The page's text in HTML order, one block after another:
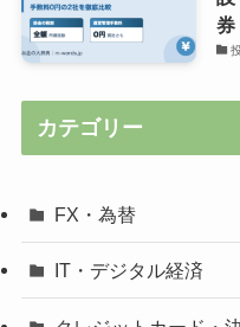
券
カテゴリー
FX・為替
IT・デジタル経済